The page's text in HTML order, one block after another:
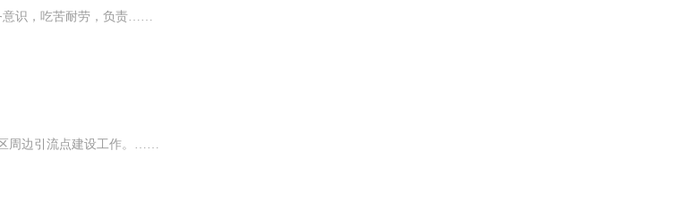
意识，吃苦耐劳，负责……
周边引流点建设工作。……